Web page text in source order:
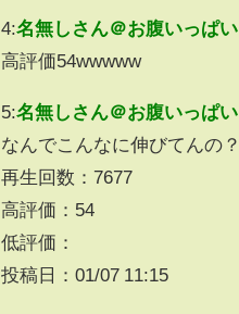
4:名無しさん＠お腹いっぱい
高評価54wwwww
5:名無しさん＠お腹いっぱい
なんでこんなに伸びてんの？
再生回数：7677
高評価：54
低評価：
投稿日：01/07 11:15